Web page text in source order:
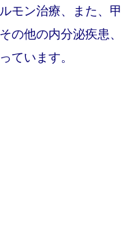
モン治療、また、甲
の他の内分泌疾患、
ています。